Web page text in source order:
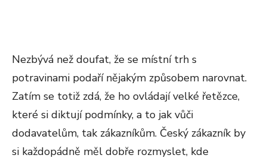
Nezbývá než doufat, že se místní trh s
potravinami podaří nějakým způsobem narovnat.
Zatím se totiž zdá, že ho ovládají velké řetězce,
které si diktují podmínky, a to jak vůči
dodavatelům, tak zákazníkům. Český zákazník by
si každopádně měl dobře rozmyslet, kde